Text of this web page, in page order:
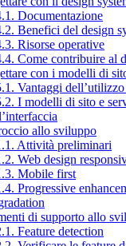
Documentazione
Benefici del design
Risorse operative
Come contribuire al
con i modelli di
Vantaggi
I modelli di sito e
allo sviluppo
Attività preliminari
Web design
Mobile first
Progressive
di supporto allo
Feature detection